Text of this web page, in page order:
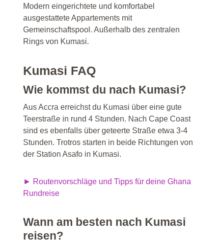
Modern eingerichtete und komfortabel
ausgestattete Appartements mit
Gemeinschaftspool. Außerhalb des zentralen
Rings von Kumasi.
Kumasi FAQ
Wie kommst du nach Kumasi?
Aus Accra erreichst du Kumasi über eine gute
Teerstraße in rund 4 Stunden. Nach Cape Coast
sind es ebenfalls über geteerte Straße etwa 3-4
Stunden. Trotros starten in beide Richtungen von
der Station Asafo in Kumasi.
► Routenvorschläge und Tipps für deine Ghana
Rundreise
Wann am besten nach Kumasi
reisen?